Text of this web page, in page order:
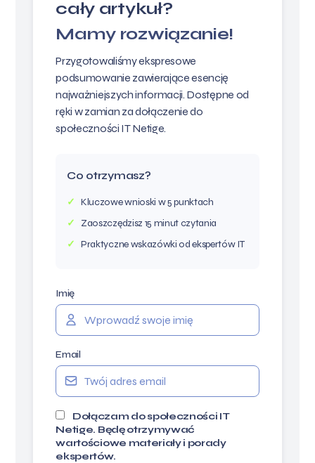
cały artykuł?
Mamy rozwiązanie!
Przygotowaliśmy ekspresowe
podsumowanie zawierające esencję
najważniejszych informacji. Dostępne od
ręki w zamian za dołączenie do
społeczności IT Netige.
Co otrzymasz?
Kluczowe wnioski w 5 punktach
Zaoszczędzisz 15 minut czytania
Praktyczne wskazówki od ekspertów IT
Imię
Email
Dołączam do społeczności IT
Netige. Będę otrzymywać
wartościowe materiały i porady
ekspertów.